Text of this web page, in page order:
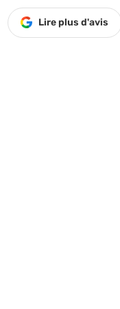
Lire plus d'avis